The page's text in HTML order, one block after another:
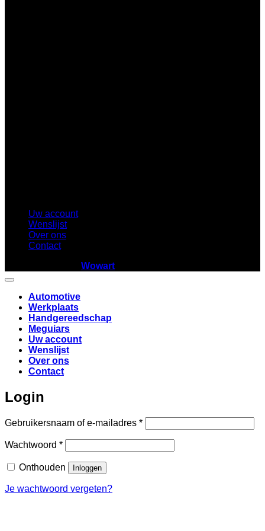
Uw account
Wenslijst
Over ons
Contact
Wowart
Automotive
Werkplaats
Handgereedschap
Meguiars
Uw account
Wenslijst
Over ons
Contact
Login
Gebruikersnaam of e-mailadres *Vereist
Wachtwoord *Vereist
Onthouden Inloggen
Je wachtwoord vergeten?